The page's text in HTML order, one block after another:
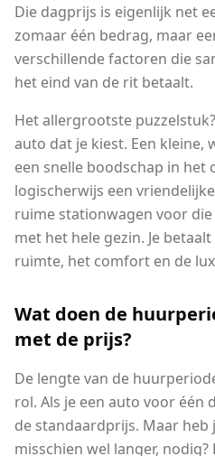
Die dagprijs is eigenlijk net
zomaar één bedrag, maar
verschillende factoren die
het eind van de rit betaalt.
Het allergrootste
auto dat je kiest. Een kleine,
een snelle boodschap in het
logischerwijs een
ruime stationwagen voor
met het hele gezin. Je
ruimte, het comfort en de
Wat doen de
met de prijs?
De lengte van de
rol. Als je een auto voor één
de standaardprijs. Maar heb
misschien wel langer, nodig?